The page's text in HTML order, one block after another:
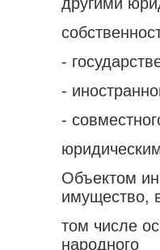
-
-
-
Объектом
имущество,
том числе
народного